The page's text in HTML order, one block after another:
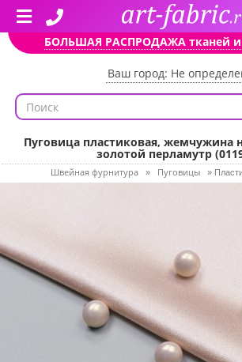
БОЛЬШАЯ РАСПРОДАЖА тканей
Ваш город: Не
Пуговица пластиковая, жемчужина
золотой перламутр
Швейная фурнитура » Пуговицы »